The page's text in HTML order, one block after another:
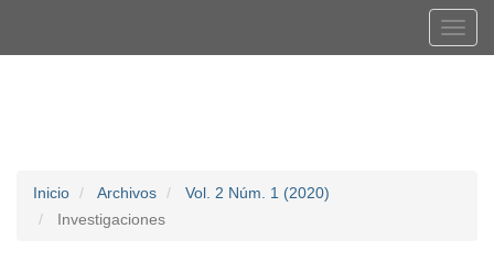
Inicio Archivos
Vol. 2 Núm. 1 (2020)
Investigaciones